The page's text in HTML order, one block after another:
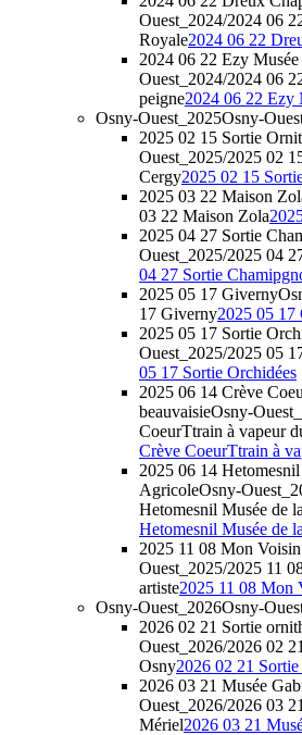
Ouest_2024/2024 06
Royale2024 06 22
2024 06 22 Ezy
Ouest_2024/2024 06
peigne2024 06 22 Ezy
Osny-Ouest_2025Osny-
2025 02 15 Sortie
Ouest_2025/2025 02
Cergy2025 02 15
2025 03 22 Maison
03 22 Maison Zola
2025 04 27 Sortie
Ouest_2025/2025 04
04 27 Sortie
2025 05 17 Giverny
17 Giverny2025 05 17
2025 05 17 Sortie
Ouest_2025/2025 05
05 17 Sortie Orchidées
2025 06 14 Crève
beauvaisieOsny-
CoeurTtrain à vapeur
Crève CoeurTtrain à
2025 06 14
AgricoleOsny-
Hetomesnil Musée de
Hetomesnil Musée de
2025 11 08 Mon
Ouest_2025/2025 11
artiste2025 11 08 Mon
Osny-Ouest_2026Osny-
2026 02 21 Sortie
Ouest_2026/2026 02
Osny2026 02 21
2026 03 21 Musée
Ouest_2026/2026 03
Mériel2026 03 21